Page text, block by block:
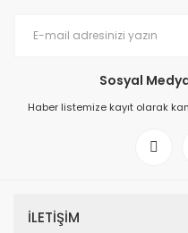
Sosyal
Haber listemize kayıt olarak
İLETİŞİM